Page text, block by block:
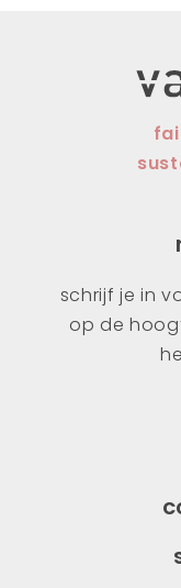
schrijf je in
op de